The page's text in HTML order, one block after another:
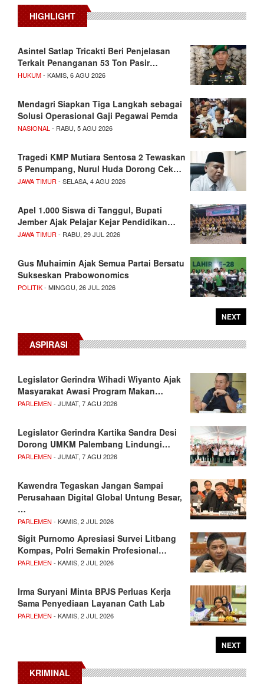
HIGHLIGHT
Asintel Satlap Tricakti Beri Penjelasan
Terkait Penanganan 53 Ton Pasir…
HUKUM- KAMIS, 6 AGU 2026
Mendagri Siapkan Tiga Langkah sebagai
Solusi Operasional Gaji Pegawai Pemda
NASIONAL - RABU, 5 AGU 2026
Tragedi KMP Mutiara Sentosa 2 Tewaskan
5 Penumpang, Nurul Huda Dorong Cek…
JAWA TIMUR - SELASA, 4 AGU 2026
Apel 1.000 Siswa di Tanggul, Bupati
Jember Ajak Pelajar Kejar Pendidikan…
JAWA TIMUR - RABU, 29 JUL 2026
Gus Muhaimin Ajak Semua Partai Bersatu
Sukseskan Prabowonomics
POLITIK- MINGGU, 26 JUL 2026
NEXT
ASPIRASI
Legislator Gerindra Wihadi Wiyanto Ajak
Masyarakat Awasi Program Makan…
PARLEMEN - JUMAT, 7 AGU 2026
Legislator Gerindra Kartika Sandra Desi
Dorong UMKM Palembang Lindungi…
PARLEMEN - JUMAT, 7 AGU 2026
Kawendra Tegaskan Jangan Sampai
Perusahaan Digital Global Untung Besar,
…
PARLEMEN - KAMIS, 2 JUL 2026
Sigit Purnomo Apresiasi Survei Litbang
Kompas, Polri Semakin Profesional…
PARLEMEN - KAMIS, 2 JUL 2026
Irma Suryani Minta BPJS Perluas Kerja
Sama Penyediaan Layanan Cath Lab
PARLEMEN - KAMIS, 2 JUL 2026
NEXT
KRIMINAL